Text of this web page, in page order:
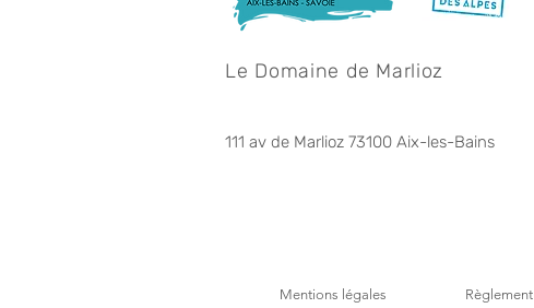
Le Domaine de Marlioz
111 av de Marlioz 73100 Aix-les-Bains
Mentions légales Règlement